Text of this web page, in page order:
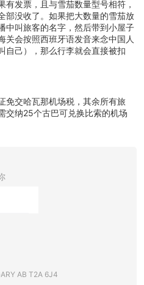
发票，且与雪茄数量型号相符，
部没收了。如果把大数量的雪茄放
中叫旅客的名字，然后带到小屋子
关会按照西班牙语发音来念中国人
自己），那么行李就会直接被扣
免交哈瓦那机场税，其余所有旅
交纳25个古巴可兑换比索的机场
AB T2A 6J4